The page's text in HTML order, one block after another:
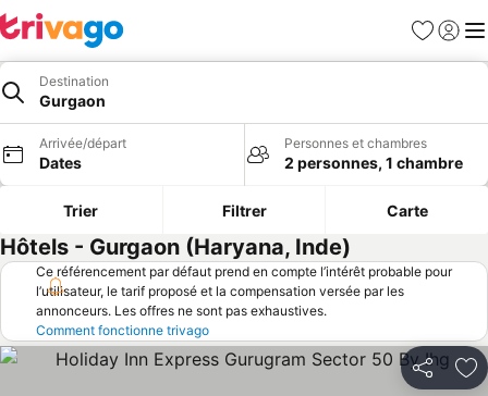
Favoris
Se
Destination
Gurgaon
Arrivée/départ
Dates
Personnes et chambres
2 personnes, 1 chambre
Trier Filtrer Carte
Hôtels - Gurgaon (Haryana, Inde)
Ce référencement par défaut prend en compte l’intérêt probable pour
l’utilisateur, le tarif proposé et la compensation versée par les
annonceurs. Les offres ne sont pas exhaustives.
Comment fonctionne trivago
Partager